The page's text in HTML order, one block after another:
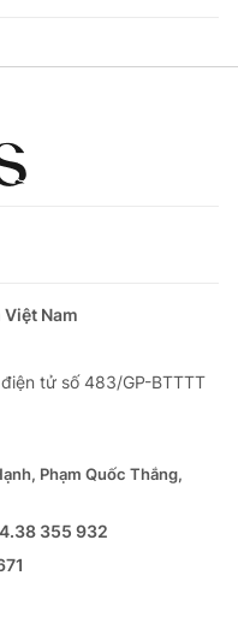
Nam
tử số 483/GP-BTTTT
Phạm Quốc Thắng,
355 932